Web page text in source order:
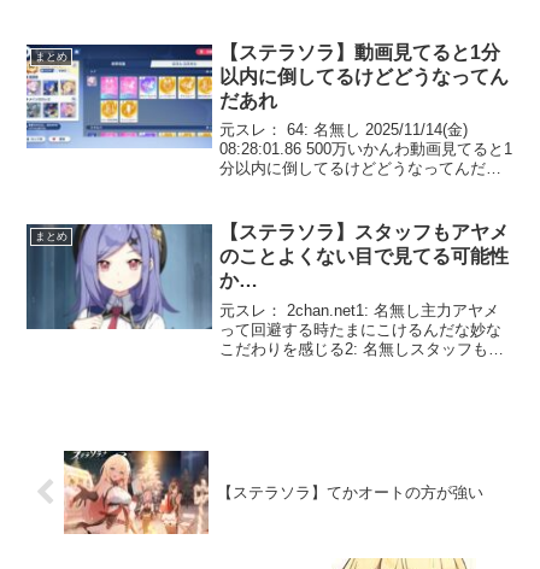
塔でやってるから笑う3: 名無しシアの祖
母...
まとめ
【ステラソラ】動画見てると1分
以内に倒してるけどどうなってん
だあれ
元スレ： 64: 名無し 2025/11/14(金)
08:28:01.86 500万いかんわ動画見てると1
分以内に倒してるけどどうなってんだあ
まとめ
【ステラソラ】スタッフもアヤメ
のことよくない目で見てる可能性
か…
元スレ： 2chan.net1: 名無し主力アヤメ
って回避する時たまにこけるんだな妙な
こだわりを感じる2: 名無しスタッフもア
【ステラソラ】てかオートの方が強い